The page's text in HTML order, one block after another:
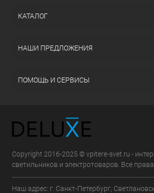
КАТАЛОГ
НАШИ ПРЕДЛОЖЕНИЯ
ПОМОЩЬ И СЕРВИСЫ
Copyright 2016-2025 © vpitere-svet.ru -
светильников и электротоваров. Все
Наш адрес: г. Санкт-Петербург,